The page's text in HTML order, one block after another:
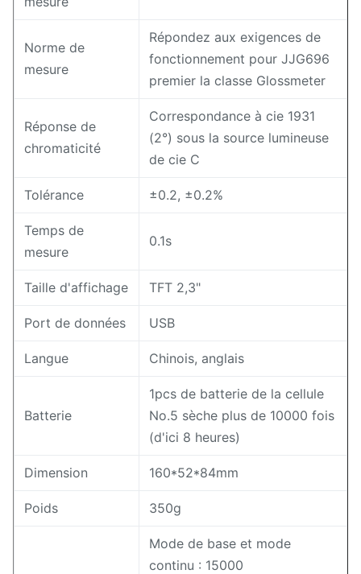
Norme de
mesure
Répondez aux exigences de
fonctionnement pour JJG696
premier la classe Glossmeter
Réponse de
chromaticité
Correspondance à cie 1931
(2°) sous la source lumineuse
de cie C
Tolérance ±0.2, ±0.2%
Temps de
mesure
0.1s
Taille d'affichage TFT 2,3"
Port de données USB
Langue Chinois, anglais
Batterie
1pcs de batterie de la cellule
No.5 sèche plus de 10000 fois
(d'ici 8 heures)
Dimension 160*52*84mm
Poids 350g
Mode de base et mode
continu : 15000